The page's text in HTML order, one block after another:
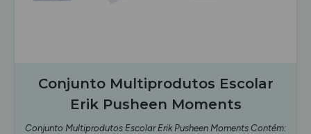
Conjunto Multiprodutos Escolar
Erik Pusheen Moments
Conjunto Multiprodutos Escolar Erik Pusheen Moments Contém: